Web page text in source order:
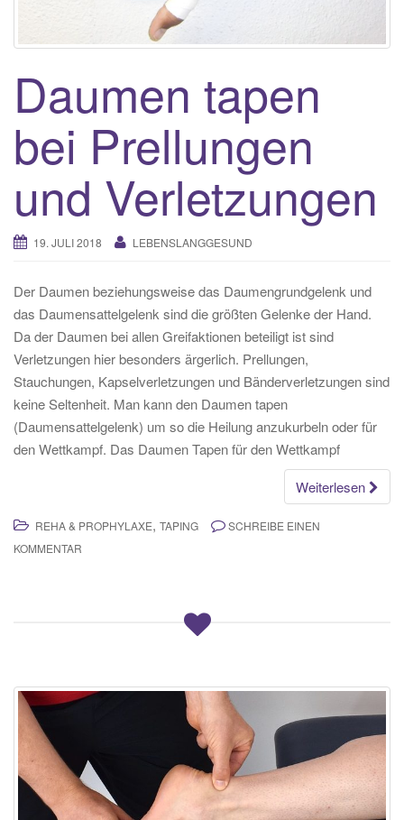
Daumen tapen
bei Prellungen
und Verletzungen
19. JULI 2018 LEBENSLANGGESUND
Der Daumen beziehungsweise das Daumengrundgelenk und
das Daumensattelgelenk sind die größten Gelenke der Hand.
Da der Daumen bei allen Greifaktionen beteiligt ist sind
Verletzungen hier besonders ärgerlich. Prellungen,
Stauchungen, Kapselverletzungen und Bänderverletzungen sind
keine Seltenheit. Man kann den Daumen tapen
(Daumensattelgelenk) um so die Heilung anzukurbeln oder für
den Wettkampf. Das Daumen Tapen für den Wettkampf
Weiterlesen
REHA & PROPHYLAXE, TAPING
SCHREIBE EINEN
KOMMENTAR